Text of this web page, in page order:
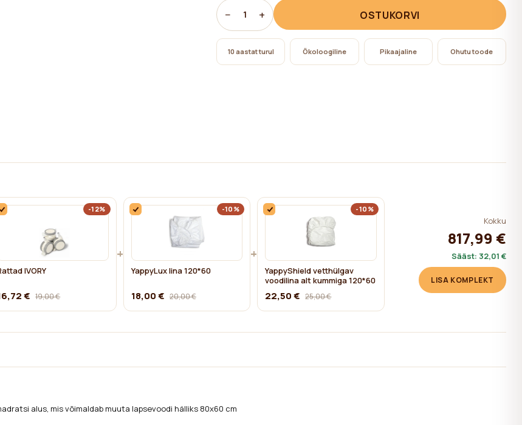
− 1 + OSTUKORVI
10 aastat turul Ökoloogiline Pikaajaline Ohutu toode
-12%
IVORY
€ 19,00 €
+
-10%
YappyLux lina 120*60
18,00 € 20,00 €
+
-10%
YappyShield vetthülgav
voodilina alt kummiga 120*60
22,50 € 25,00 €
Kokku
817,99 €
Sääst: 32,01 €
LISA KOMPLEKT
alus, mis võimaldab muuta lapsevoodi hälliks 80x60 cm